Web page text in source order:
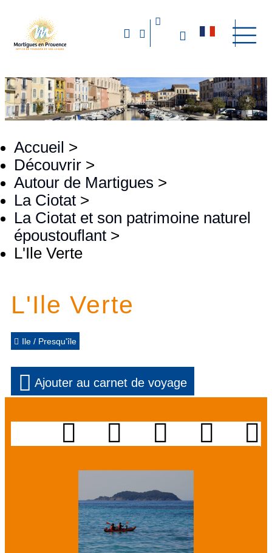
Accueil >
Découvrir >
Autour de Martigues >
La Ciotat >
La Ciotat et son patrimoine naturel
époustouflant >
L'Ile Verte
L'Ile Verte
Ile / Presqu'île
Ajouter au carnet de voyage